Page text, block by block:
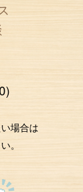
場合は
。